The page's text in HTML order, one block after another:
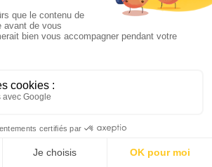
mérite
les
belles photos
séance photo produits corporate à
totalement sécurisée sur PhotoPresta
auquel vous souhaitez réaliser votre